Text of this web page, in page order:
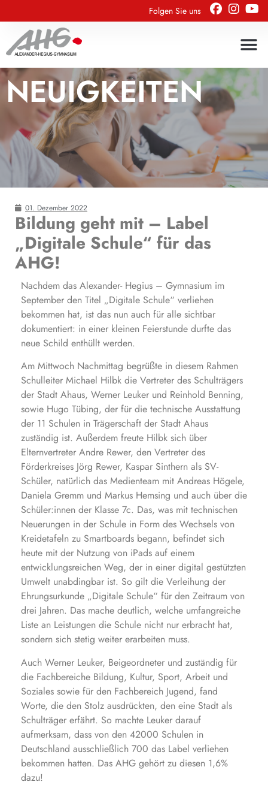
Folgen Sie uns
NEUIGKEITEN
01. Dezember 2022
Bildung geht mit – Label
„Digitale Schule“ für das
AHG!
Nachdem das Alexander- Hegius – Gymnasium im
September den Titel „Digitale Schule“ verliehen
bekommen hat, ist das nun auch für alle sichtbar
dokumentiert: in einer kleinen Feierstunde durfte das
neue Schild enthüllt werden.
Am Mittwoch Nachmittag begrüßte in diesem Rahmen
Schulleiter Michael Hilbk die Vertreter des Schulträgers
der Stadt Ahaus, Werner Leuker und Reinhold Benning,
sowie Hugo Tübing, der für die technische Ausstattung
der 11 Schulen in Trägerschaft der Stadt Ahaus
zuständig ist. Außerdem freute Hilbk sich über
Elternvertreter Andre Rewer, den Vertreter des
Förderkreises Jörg Rewer, Kaspar Sinthern als SV-
Schüler, natürlich das Medienteam mit Andreas Högele,
Daniela Gremm und Markus Hemsing und auch über die
Schüler:innen der Klasse 7c. Das, was mit technischen
Neuerungen in der Schule in Form des Wechsels von
Kreidetafeln zu Smartboards begann, befindet sich
heute mit der Nutzung von iPads auf einem
entwicklungsreichen Weg, der in einer digital gestützten
Umwelt unabdingbar ist. So gilt die Verleihung der
Ehrungsurkunde „Digitale Schule“ für den Zeitraum von
drei Jahren. Das mache deutlich, welche umfangreiche
Liste an Leistungen die Schule nicht nur erbracht hat,
sondern sich stetig weiter erarbeiten muss.
Auch Werner Leuker, Beigeordneter und zuständig für
die Fachbereiche Bildung, Kultur, Sport, Arbeit und
Soziales sowie für den Fachbereich Jugend, fand
Worte, die den Stolz ausdrückten, den eine Stadt als
Schulträger erfährt. So machte Leuker darauf
aufmerksam, dass von den 42000 Schulen in
Deutschland ausschließlich 700 das Label verliehen
bekommen hatten. Das AHG gehört zu diesen 1,6%
dazu!